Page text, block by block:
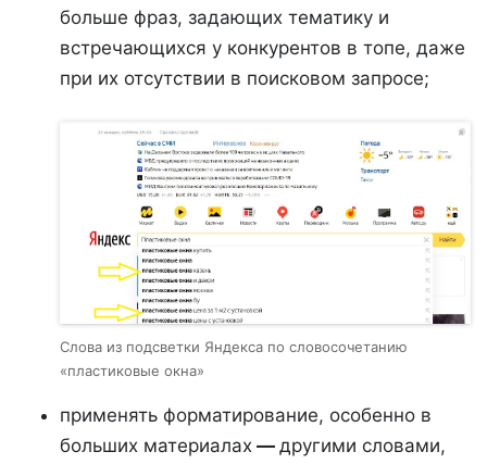
больше фраз, задающих тематику и
встречающихся у конкурентов в топе, даже
при их отсутствии в поисковом запросе;
Слова из подсветки Яндекса по словосочетанию
«пластиковые окна»
применять форматирование, особенно в
больших материалах — другими словами,